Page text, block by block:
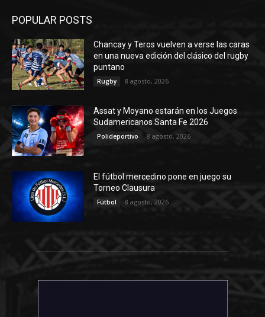
POPULAR POSTS
Chancay y Teros vuelven a verse las caras
en una nueva edición del clásico del rugby
puntano
Rugby 8 agosto, 2026
Assat y Moyano estarán en los Juegos
Sudamericanos Santa Fe 2026
Polideportivo 8 agosto, 2026
El fútbol mercedino pone en juego su
Torneo Clausura
Fútbol 8 agosto, 2026